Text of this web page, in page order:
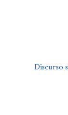
Discurso